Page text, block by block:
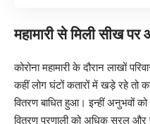
महामारी से मिली सीख
कोरोना महामारी के दौरान लाखों
कहीं लोग घंटों कतारों में खड़े रहे तो
वितरण बाधित हुआ। इन्हीं अनुभवों
वितरण प्रणाली को अधिक सरल और